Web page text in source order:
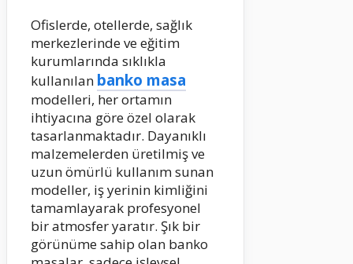
Ofislerde, otellerde, sağlık
merkezlerinde ve eğitim
kurumlarında sıklıkla
kullanılan banko masa
modelleri, her ortamın
ihtiyacına göre özel olarak
tasarlanmaktadır. Dayanıklı
malzemelerden üretilmiş ve
uzun ömürlü kullanım sunan
modeller, iş yerinin kimliğini
tamamlayarak profesyonel
bir atmosfer yaratır. Şık bir
görünüme sahip olan banko